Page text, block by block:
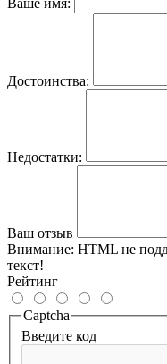
Достоинства:
Недостатки:
Ваш отзыв
Внимание: HTML не
текст!
Рейтинг
Captcha
Введите код